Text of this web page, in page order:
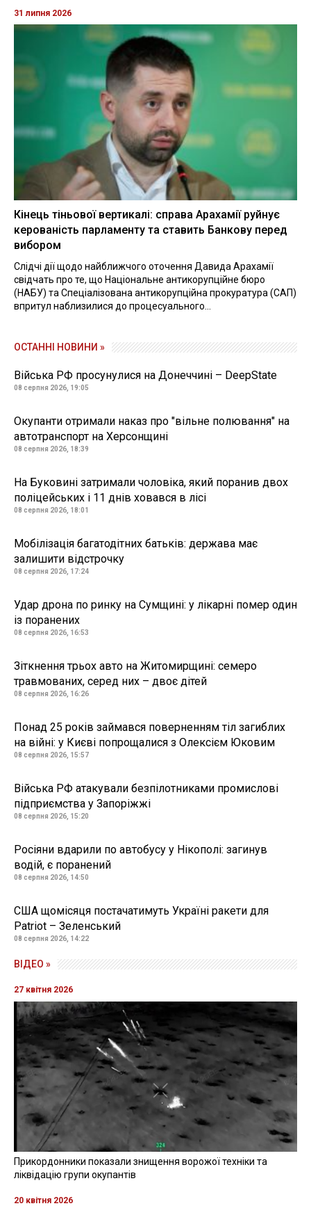
31 липня 2026
Кінець тіньової вертикалі: справа Арахамії руйнує
керованість парламенту та ставить Банкову перед
вибором
Слідчі дії щодо найближчого оточення Давида Арахамії
свідчать про те, що Національне антикорупційне бюро
(НАБУ) та Спеціалізована антикорупційна прокуратура (САП)
впритул наблизилися до процесуального...
ОСТАННІ НОВИНИ »
Війська РФ просунулися на Донеччині – DeepState
08 серпня 2026, 19:05
Окупанти отримали наказ про "вільне полювання" на
автотранспорт на Херсонщині
08 серпня 2026, 18:39
На Буковині затримали чоловіка, який поранив двох
поліцейських і 11 днів ховався в лісі
08 серпня 2026, 18:01
Мобілізація багатодітних батьків: держава має
залишити відстрочку
08 серпня 2026, 17:24
Удар дрона по ринку на Сумщині: у лікарні помер один
із поранених
08 серпня 2026, 16:53
Зіткнення трьох авто на Житомирщині: семеро
травмованих, серед них – двоє дітей
08 серпня 2026, 16:26
Понад 25 років займався поверненням тіл загиблих
на війні: у Києві попрощалися з Олексієм Юковим
08 серпня 2026, 15:57
Війська РФ атакували безпілотниками промислові
підприємства у Запоріжжі
08 серпня 2026, 15:20
Росіяни вдарили по автобусу у Нікополі: загинув
водій, є поранений
08 серпня 2026, 14:50
США щомісяця постачатимуть Україні ракети для
Patriot – Зеленський
08 серпня 2026, 14:22
ВІДЕО »
27 квітня 2026
Прикордонники показали знищення ворожої техніки та
ліквідацію групи окупантів
20 квітня 2026